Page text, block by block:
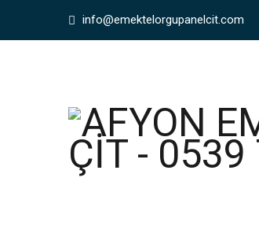
info@emektelorgupanelcit.com